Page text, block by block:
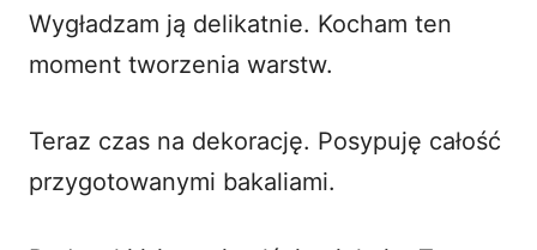
Wygładzam ją delikatnie. Kocham ten
moment tworzenia warstw.
Teraz czas na dekorację. Posypuję całość
przygotowanymi bakaliami.